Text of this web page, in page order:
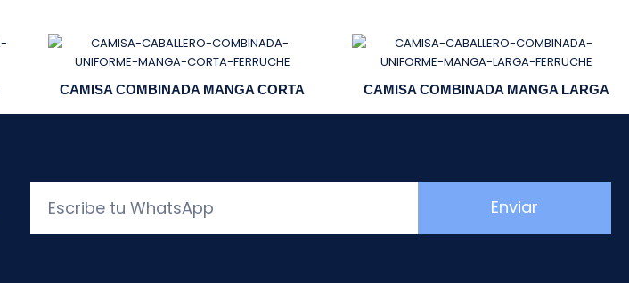
CAMISA COMBINADA MANGA CORTA CAMISA COMBINADA MANGA LARGA
Enviar